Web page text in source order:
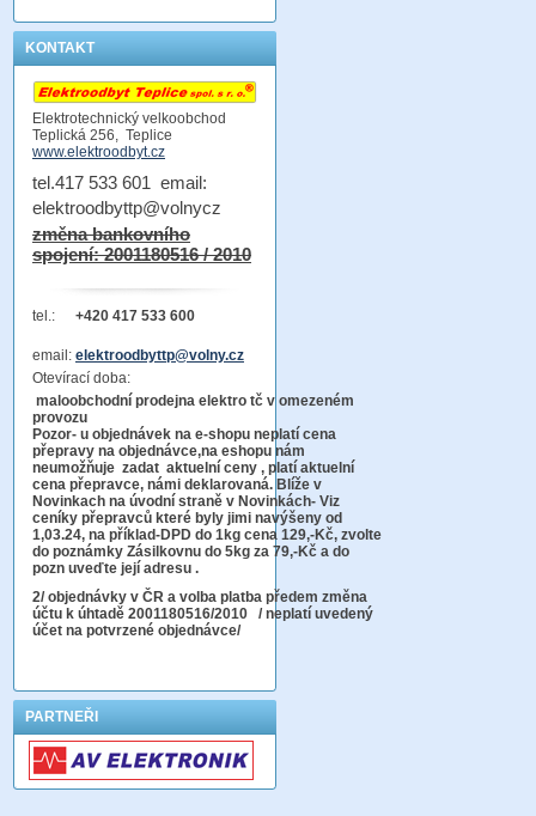
KONTAKT
Elektrotechnický velkoobchod
Teplická 256, Teplice
www.elektroodbyt.cz
tel.417 533 601 email:
elektroodbyttp@volnycz
změna bankovního
spojení: 2001180516 / 2010
tel.: +420 417 533 600
email: elektroodbyttp@volny.cz
Otevírací doba:
maloobchodní prodejna elektro tč v omezeném
provozu
Pozor- u objednávek na e-shopu neplatí cena
přepravy na objednávce,na eshopu nám
neumožňuje zadat aktuelní ceny , platí aktuelní
cena přepravce, námi deklarovaná. Blíže v
Novinkach na úvodní straně v Novinkách- Viz
ceníky přepravců které byly jimi navýšeny od
1,03.24, na příklad-DPD do 1kg cena 129,-Kč, zvolte
do poznámky Zásilkovnu do 5kg za 79,-Kč a do
pozn uveďte její adresu .
2/ objednávky v ČR a volba platba předem změna
účtu k úhtadě 2001180516/2010 / neplatí uvedený
účet na potvrzené objednávce/
PARTNEŘI